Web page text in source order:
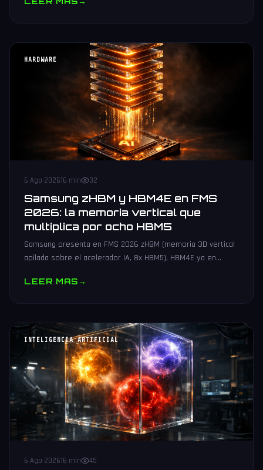
HARDWARE
6 Ago 202616 min 32
Samsung zHBM y HBM4E en FMS
2026: la memoria vertical que
multiplica por ocho HBM5
Samsung presenta en FMS 2026 zHBM (memoria 3D vertical
apilada sobre el acelerador IA, 8x HBM5), HBM4E ya en
LEER MAS→
INTELIGENCIA ARTIFICIAL
6 Ago 202616 min 45